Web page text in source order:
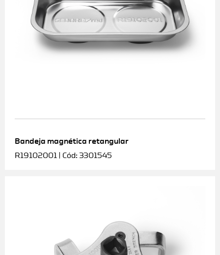
Bandeja magnética retangular
R19102001 | Cód: 3301545